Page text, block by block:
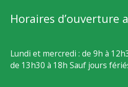
Horaires d’ouverture
Lundi et mercredi : de 9h à
de 13h30 à 18h Sauf jours